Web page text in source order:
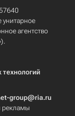
унитарное
агентство
group@ria.ru
рекламы